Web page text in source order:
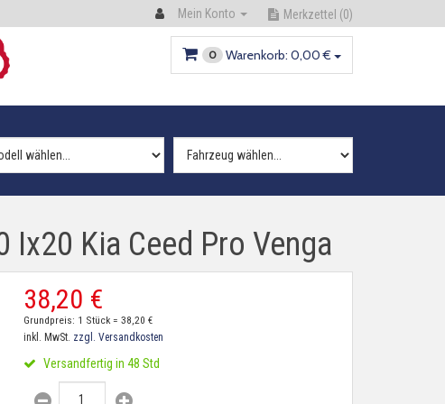
Mein Konto Merkzettel (0)
0 Warenkorb: 0,00 €
Kia Ceed Pro Venga
38,20 €
Grundpreis: 1 Stück = 38,20 €
inkl. MwSt. zzgl. Versandkosten
Versandfertig in 48 Std